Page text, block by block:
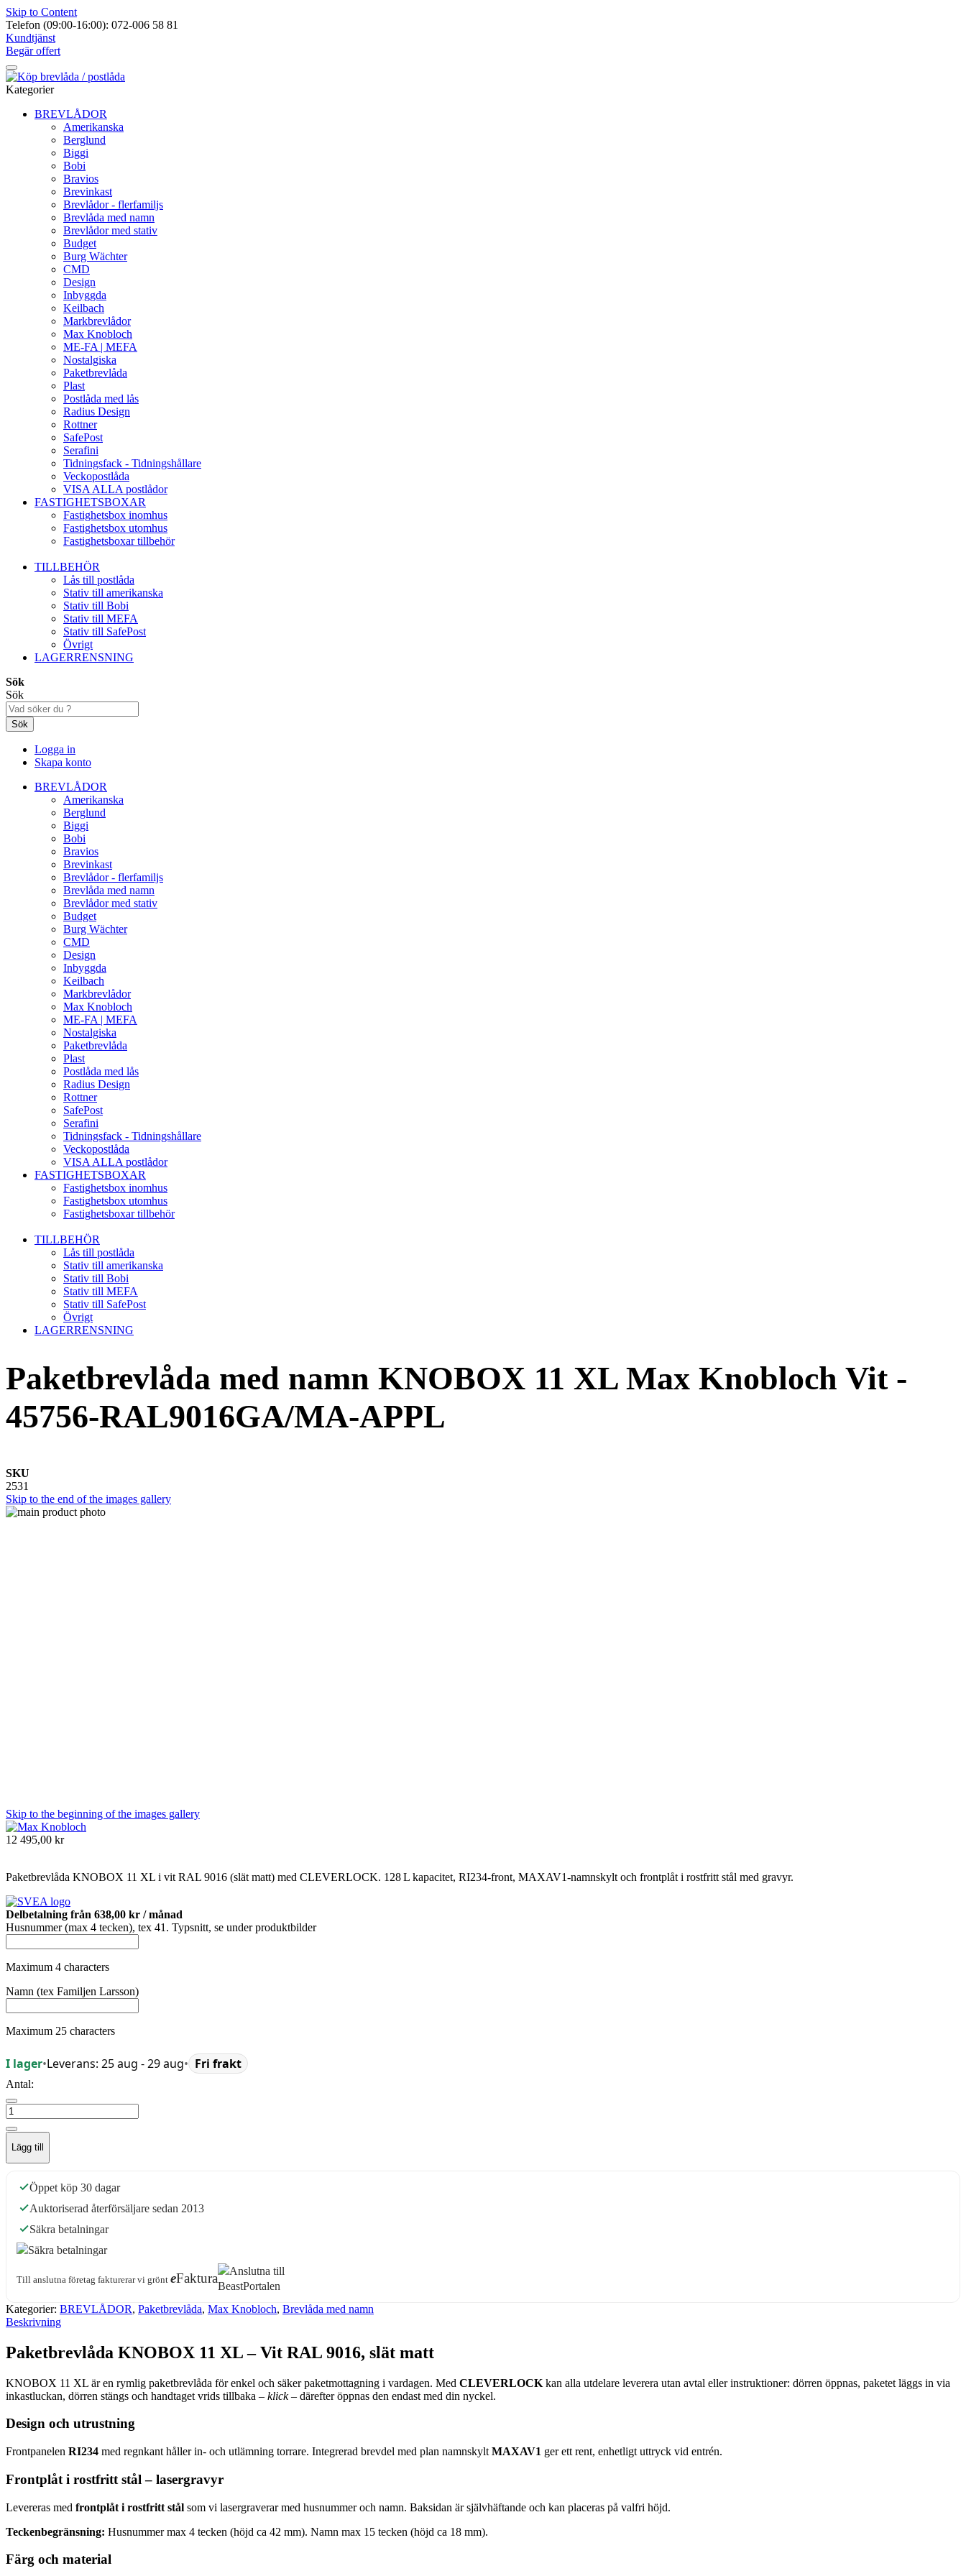
Skip to Content
Telefon (09:00-16:00): 072-006 58 81
Kundtjänst
Begär offert
Kategorier
BREVLÅDOR
Amerikanska
Berglund
Biggi
Bobi
Bravios
Brevinkast
Brevlådor - flerfamiljs
Brevlåda med namn
Brevlådor med stativ
Budget
Burg Wächter
CMD
Design
Inbyggda
Keilbach
Markbrevlådor
Max Knobloch
ME-FA | MEFA
Nostalgiska
Paketbrevlåda
Plast
Postlåda med lås
Radius Design
Rottner
SafePost
Serafini
Tidningsfack - Tidningshållare
Veckopostlåda
VISA ALLA postlådor
FASTIGHETSBOXAR
Fastighetsbox inomhus
Fastighetsbox utomhus
Fastighetsboxar tillbehör
TILLBEHÖR
Lås till postlåda
Stativ till amerikanska
Stativ till Bobi
Stativ till MEFA
Stativ till SafePost
Övrigt
LAGERRENSNING
Sök
Sök
Sök
Logga in
Skapa konto
BREVLÅDOR
Amerikanska
Berglund
Biggi
Bobi
Bravios
Brevinkast
Brevlådor - flerfamiljs
Brevlåda med namn
Brevlådor med stativ
Budget
Burg Wächter
CMD
Design
Inbyggda
Keilbach
Markbrevlådor
Max Knobloch
ME-FA | MEFA
Nostalgiska
Paketbrevlåda
Plast
Postlåda med lås
Radius Design
Rottner
SafePost
Serafini
Tidningsfack - Tidningshållare
Veckopostlåda
VISA ALLA postlådor
FASTIGHETSBOXAR
Fastighetsbox inomhus
Fastighetsbox utomhus
Fastighetsboxar tillbehör
TILLBEHÖR
Lås till postlåda
Stativ till amerikanska
Stativ till Bobi
Stativ till MEFA
Stativ till SafePost
Övrigt
LAGERRENSNING
Paketbrevlåda med namn KNOBOX 11 XL Max Knobloch Vit -
45756-RAL9016GA/MA-APPL
SKU
2531
Skip to the end of the images gallery
Skip to the beginning of the images gallery
12 495,00 kr
Paketbrevlåda KNOBOX 11 XL i vit RAL 9016 (slät matt) med CLEVERLOCK. 128 L kapacitet, RI234-front, MAXAV1-namnskylt och frontplåt i rostfritt stål med gravyr.
Delbetalning från 638,00 kr / månad
Husnummer (max 4 tecken), tex 41. Typsnitt, se under produktbilder
Maximum 4 characters
Namn (tex Familjen Larsson)
Maximum 25 characters
I lager•Leverans: 25 aug - 29 aug• Fri frakt
Antal:
Lägg till
Öppet köp 30 dagar
Auktoriserad återförsäljare sedan 2013
Säkra betalningar
Till anslutna företag fakturerar vi grönt eFaktura
Kategorier: BREVLÅDOR, Paketbrevlåda, Max Knobloch, Brevlåda med namn
Beskrivning
Paketbrevlåda KNOBOX 11 XL – Vit RAL 9016, slät matt
KNOBOX 11 XL är en rymlig paketbrevlåda för enkel och säker paketmottagning i vardagen. Med CLEVERLOCK kan alla utdelare leverera utan avtal eller instruktioner: dörren öppnas, paketet läggs in via
inkastluckan, dörren stängs och handtaget vrids tillbaka – klick– därefter öppnas den endast med din nyckel.
Design och utrustning
Frontpanelen RI234 med regnkant håller in- och utlämning torrare. Integrerad brevdel med plan namnskylt MAXAV1 ger ett rent, enhetligt uttryck vid entrén.
Frontplåt i rostfritt stål – lasergravyr
Levereras med frontplåt i rostfritt stål som vi lasergraverar med husnummer och namn. Baksidan är självhäftande och kan placeras på valfri höjd.
Teckenbegränsning: Husnummer max 4 tecken (höjd ca 42 mm). Namn max 15 tecken (höjd ca 18 mm).
Färg och material